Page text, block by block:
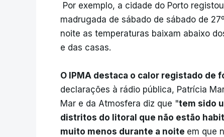
Por exemplo, a cidade do Porto
madrugada de sábado de sábado de
noite as temperaturas baixam abaixo
e das casas.
O IPMA destaca o calor registado de
declarações à rádio pública, Patrícia
Mar e da Atmosfera diz que "tem sido
distritos do litoral que não estão
muito menos durante a noite em que